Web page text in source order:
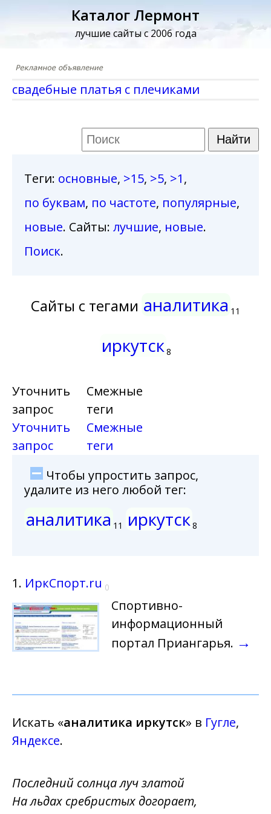
Каталог Лермонт
лучшие сайты с 2006 года
свадебные платья с плечиками
Теги: основные, >15, >5, >1,
по буквам, по частоте, популярные,
новые. Сайты: лучшие, новые.
Поиск.
Сайты с тегами аналитика 11
иркутск8
Уточнить
запрос
Уточнить
запрос
Смежные
теги
Смежные
теги
Чтобы упростить запрос,
удалите из него любой тег:
аналитика 11 иркутск8
1. ИркСпорт.ru 0
Спортивно-
информационный
портал Приангарья. →
Искать «аналитика иркутск» в Гугле,
Яндексе.
Последний солнца луч златой
На льдах сребристых догорает,